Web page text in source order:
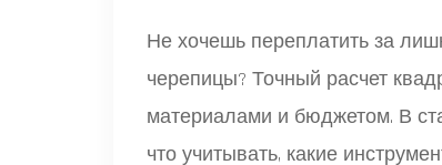
Не хочешь переплатить за
черепицы? Точный расчет
материалами и бюджетом. В
что учитывать, какие